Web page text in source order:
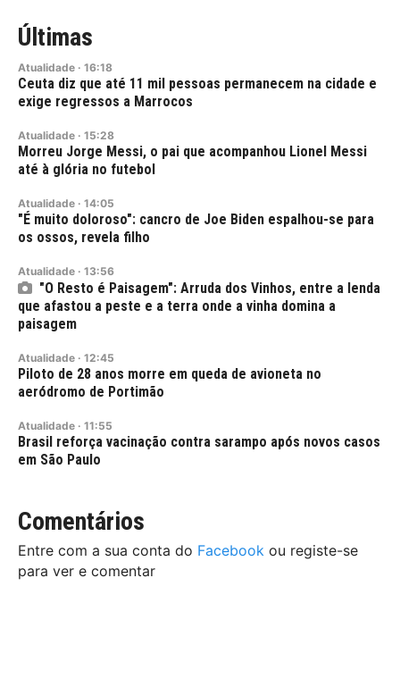
Últimas
Atualidade · 16:18
Ceuta diz que até 11 mil pessoas permanecem na cidade e
exige regressos a Marrocos
Atualidade · 15:28
Morreu Jorge Messi, o pai que acompanhou Lionel Messi
até à glória no futebol
Atualidade · 14:05
"É muito doloroso": cancro de Joe Biden espalhou-se para
os ossos, revela filho
Atualidade · 13:56
"O Resto é Paisagem": Arruda dos Vinhos, entre a lenda
que afastou a peste e a terra onde a vinha domina a
paisagem
Atualidade · 12:45
Piloto de 28 anos morre em queda de avioneta no
aeródromo de Portimão
Atualidade · 11:55
Brasil reforça vacinação contra sarampo após novos casos
em São Paulo
Comentários
Entre com a sua conta do Facebook ou registe-se
para ver e comentar